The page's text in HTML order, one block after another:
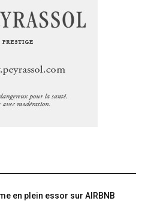
en plein essor sur AIRBNB